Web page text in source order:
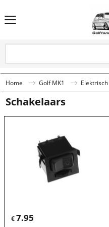
Home Golf MK1 Elektrisch
Schakelaars
€7.95